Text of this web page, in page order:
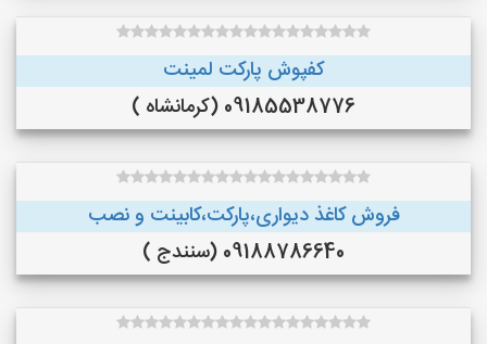
کفپوش پارکت لمینت
09185538776 (کرمانشاه )
فروش کاغذ دیواری،پارکت،کابینت و نصب
09188786640 (سنندج )